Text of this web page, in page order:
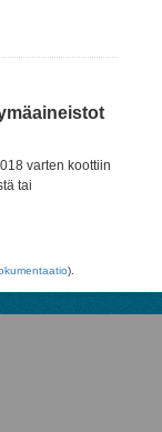
varten koottiin
tai
).